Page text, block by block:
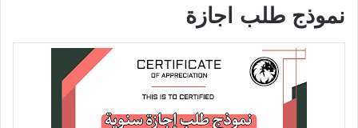
نموذج طلب اجازة